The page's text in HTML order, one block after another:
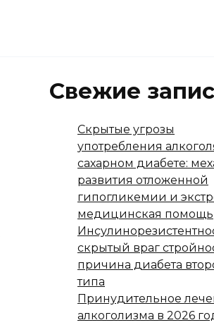
Свежие
Скрытые угрозы
употребления
сахарном диабете:
развития отложенной
гипогликемии и
медицинская помощь
скрытый враг
причина диабета
типа
Принудительное
алкоголизма в 2026